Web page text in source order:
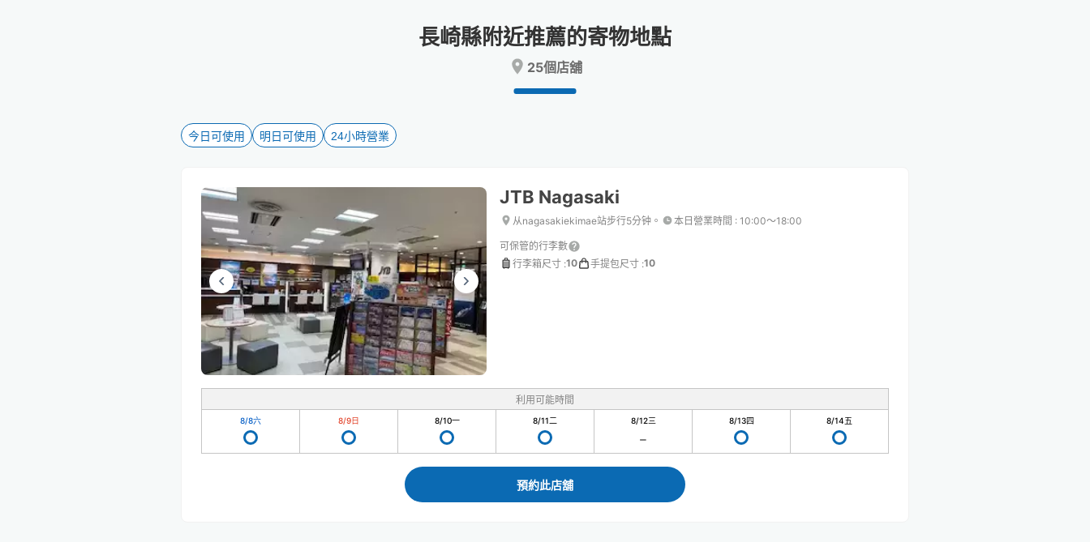
the
changing
dates.
the
dates.
長崎縣附近推薦的寄物地點
25個店舖
今日可使用 明日可使用 24小時營業
JTB Nagasaki
从nagasakiekimae站步行5分钟。 本日營業時間 : 10:00〜18:00
可保管的行李數
行李箱尺寸 :10 手提包尺寸 :10
利用可能時間
8/8六 8/9日 8/10一 8/11二 8/12三 8/13四 8/14五
預約此店舖